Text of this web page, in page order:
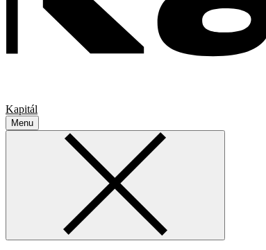
Kapitál
Menu